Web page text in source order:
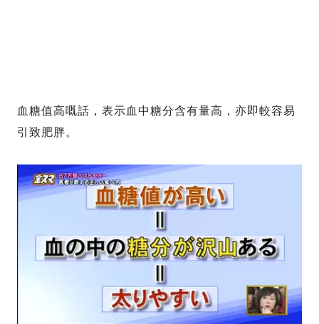
血糖值高嘅話，表示血中糖分含有量高，亦即較容易
引致肥胖。